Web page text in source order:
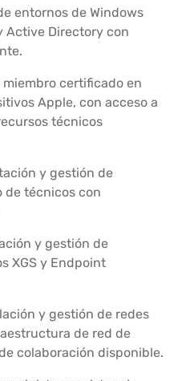
entornos de Windows
Active Directory con
miembro certificado en
Apple, con acceso a
técnicos
y gestión de
de técnicos con
y gestión de
XGS y Endpoint
y gestión de redes
de red de
colaboración disponible.